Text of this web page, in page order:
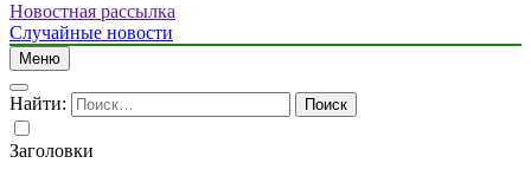
Новостная рассылка
Случайные новости
Меню
Найти:
Заголовки